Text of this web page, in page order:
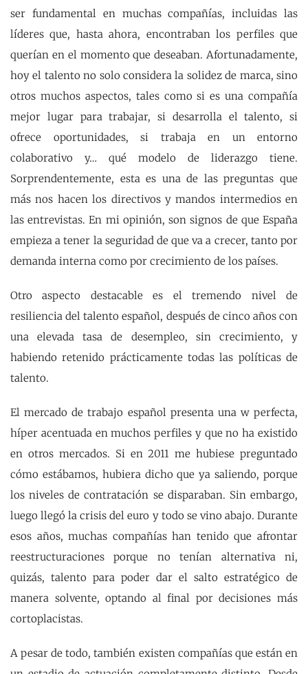
ser fundamental en muchas compañías, incluidas las
líderes que, hasta ahora, encontraban los perfiles que
querían en el momento que deseaban. Afortunadamente,
hoy el talento no solo considera la solidez de marca, sino
otros muchos aspectos, tales como si es una compañía
mejor lugar para trabajar, si desarrolla el talento, si
ofrece oportunidades, si trabaja en un entorno
colaborativo y… qué modelo de liderazgo tiene.
Sorprendentemente, esta es una de las preguntas que
más nos hacen los directivos y mandos intermedios en
las entrevistas. En mi opinión, son signos de que España
empieza a tener la seguridad de que va a crecer, tanto por
demanda interna como por crecimiento de los países.
Otro aspecto destacable es el tremendo nivel de
resiliencia del talento español, después de cinco años con
una elevada tasa de desempleo, sin crecimiento, y
habiendo retenido prácticamente todas las políticas de
talento.
El mercado de trabajo español presenta una w perfecta,
híper acentuada en muchos perfiles y que no ha existido
en otros mercados. Si en 2011 me hubiese preguntado
cómo estábamos, hubiera dicho que ya saliendo, porque
los niveles de contratación se disparaban. Sin embargo,
luego llegó la crisis del euro y todo se vino abajo. Durante
esos años, muchas compañías han tenido que afrontar
reestructuraciones porque no tenían alternativa ni,
quizás, talento para poder dar el salto estratégico de
manera solvente, optando al final por decisiones más
cortoplacistas.
A pesar de todo, también existen compañías que están en